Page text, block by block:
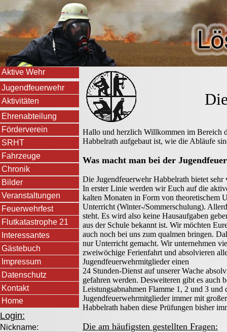
Aktive Wehr
Jugendfeuerwehr
Aktivitäten
Ehrenabteilung
Förderverein
SRHT
Fahrzeuge
Chronik
Bilder
Veranstaltungen
Feuerwehrfest
Flutkatastrophe 21
Interessantes
Gästebuch
Impressum
Datenschutz
Kontakt
Home
Login:
Nickname:
Hallo und herzlich Willkommen im Bereich
Habbelrath aufgebaut ist, wie die Abläufe
Was macht man bei der
Die Jugendfeuerwehr Habbelrath bietet
In erster Linie werden wir Euch auf die
kalten Monaten in Form von theoretischem
Unterricht (Winter-/Sommerschulung).
steht. Es wird also keine Hausaufgaben
aus der Schule bekannt ist. Wir möchten
auch noch bei uns zum qualmen bringen.
nur Unterricht gemacht. Wir unternehmen
zweiwöchige Ferienfahrt und absolvieren
Jugendfeuerwehrmitglieder einen
24 Stunden-Dienst auf unserer Wache
gefahren werden. Desweiteren gibt es auch
Leistungsabnahmen Flamme 1, 2 und 3
Jugendfeuerwehrmitglieder immer mit
Habbelrath haben diese Prüfungen bisher
Die am häufigsten gestellten Fragen: